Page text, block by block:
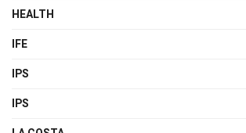
HEALTH
IFE
IPS
IPS